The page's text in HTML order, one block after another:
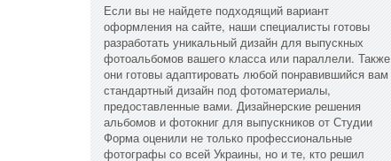
Если вы не найдете подходящий вариант
оформления на сайте, наши специалисты готовы
разработать уникальный дизайн для выпускных
фотоальбомов вашего класса или параллели. Также
они готовы адаптировать любой понравившийся вам
стандартный дизайн под фотоматериалы,
предоставленные вами. Дизайнерские решения
альбомов и фотокниг для выпускников от Студии
Форма оценили не только профессиональные
фотографы со всей Украины, но и те, кто решил